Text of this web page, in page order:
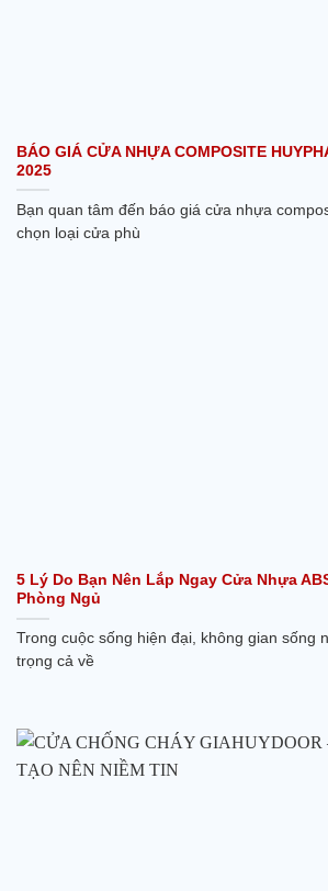
BÁO GIÁ CỬA NHỰA COMPOSITE
2025
Bạn quan tâm đến báo giá cửa nhựa
chọn loại cửa phù
5 Lý Do Bạn Nên Lắp Ngay Cửa Nhựa
Phòng Ngủ
Trong cuộc sống hiện đại, không gian sống
trọng cả về